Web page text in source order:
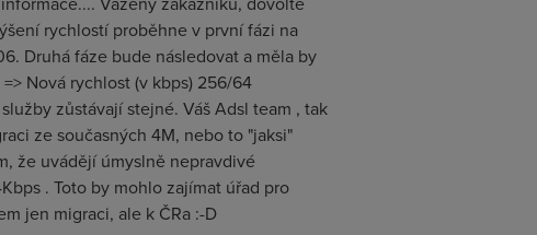
rychlostí proběhne v první fázi na
Druhá fáze bude následovat a měla by
Nová rychlost (v kbps) 256/64
zůstávají stejné. Váš Adsl team , tak
ze současných 4M, nebo to "jaksi"
že uvádějí úmyslně nepravdivé
. Toto by mohlo zajímat úřad pro
jen migraci, ale k ČRa :-D